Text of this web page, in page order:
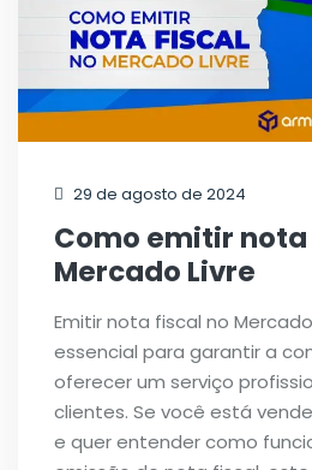
29 de agosto de 2024
Como emitir
Mercado Livre
Emitir nota fiscal no
essencial para garantir a
oferecer um serviço
clientes. Se você está
e quer entender como